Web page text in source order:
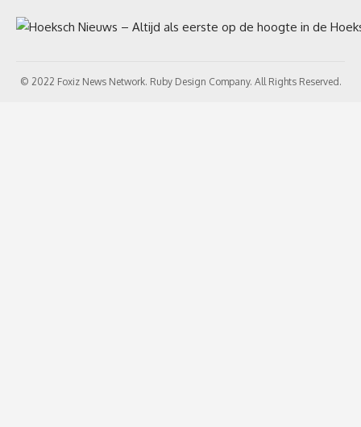
© 2022 Foxiz News Network. Ruby Design Company. All Rights Reserved.